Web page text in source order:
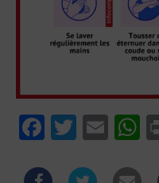
FacebookTwitterEmail